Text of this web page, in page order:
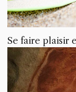
Se faire plaisir